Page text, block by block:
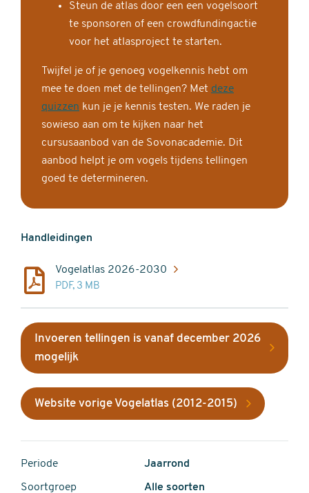
Steun de atlas door een een vogelsoort
te sponsoren of een crowdfundingactie
voor het atlasproject te starten.
Twijfel je of je genoeg vogelkennis hebt om
mee te doen met de tellingen? Met deze
quizzen kun je je kennis testen. We raden je
sowieso aan om te kijken naar het
cursusaanbod van de Sovonacademie. Dit
aanbod helpt je om vogels tijdens tellingen
goed te determineren.
Handleidingen
Vogelatlas 2026-2030
PDF, 3 MB
Invoeren tellingen is vanaf december 2026
mogelijk
Website vorige Vogelatlas (2012-2015)
Periode Jaarrond
Soortgroep Alle soorten